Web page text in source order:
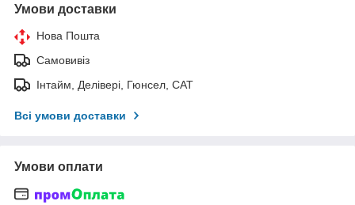
Умови доставки
Нова Пошта
Самовивіз
Інтайм, Делівері, Гюнсел, САТ
Всі умови доставки
Умови оплати